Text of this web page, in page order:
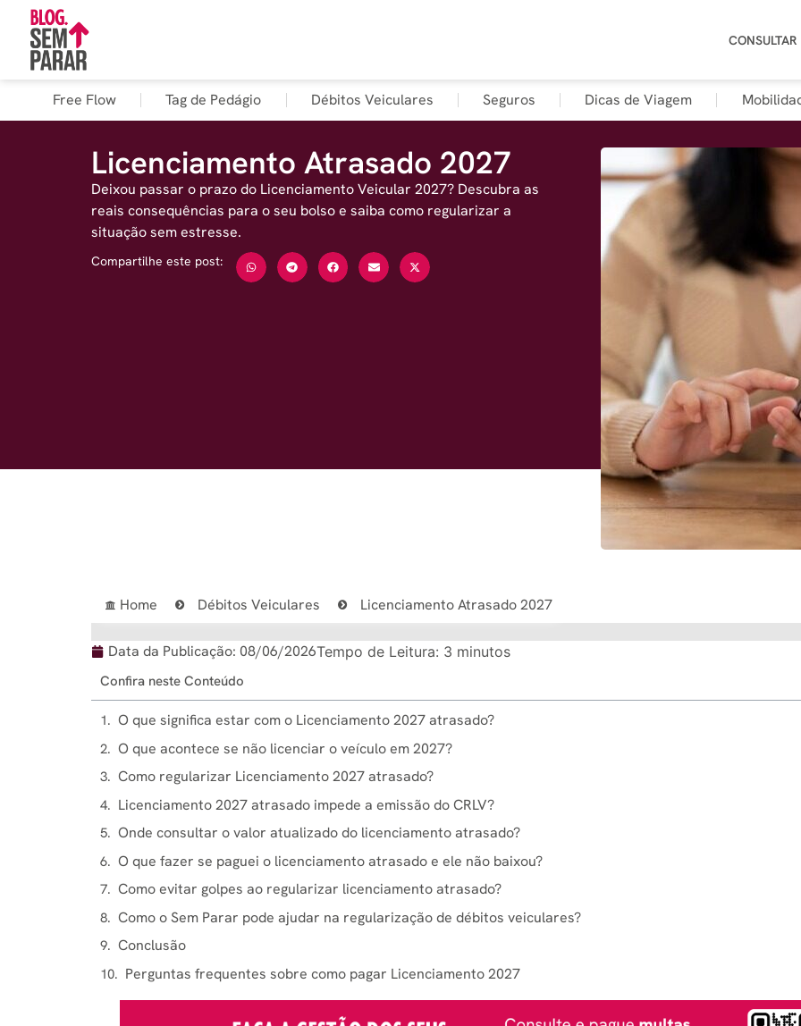
Free Flow Tag de Pedágio Débitos Veiculares Seguros Dicas de Viagem
Licenciamento Atrasado 2027
Deixou passar o prazo do Licenciamento Veicular 2027? Descubra as
reais consequências para o seu bolso e saiba como regularizar a
situação sem estresse.
Compartilhe este post:
Home Débitos Veiculares Licenciamento Atrasado 2027
Data da Publicação: 08/06/2026Tempo de Leitura: 3 minutos
Confira neste Conteúdo
O que significa estar com o Licenciamento 2027 atrasado?
O que acontece se não licenciar o veículo em 2027?
Como regularizar Licenciamento 2027 atrasado?
Licenciamento 2027 atrasado impede a emissão do CRLV?
Onde consultar o valor atualizado do licenciamento atrasado?
O que fazer se paguei o licenciamento atrasado e ele não baixou?
Como evitar golpes ao regularizar licenciamento atrasado?
Como o Sem Parar pode ajudar na regularização de débitos veiculares?
Conclusão
Perguntas frequentes sobre como pagar Licenciamento 2027